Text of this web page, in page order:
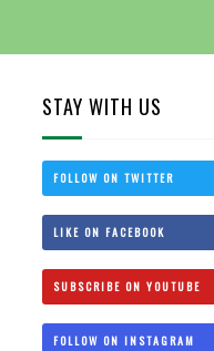
STAY WITH US
FOLLOW ON TWITTER
LIKE ON FACEBOOK
SUBSCRIBE ON YOUTUBE
FOLLOW ON INSTAGRAM